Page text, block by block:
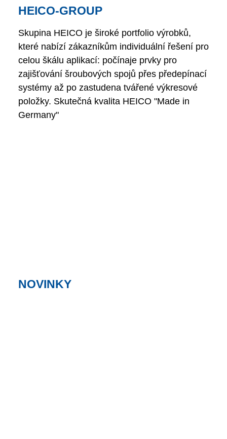
HEICO-GROUP
Skupina HEICO je široké portfolio výrobků,
které nabízí zákazníkům individuální řešení pro
celou škálu aplikací: počínaje prvky pro
zajišťování šroubových spojů přes předepínací
systémy až po zastudena tvářené výkresové
položky. Skutečná kvalita HEICO "Made in
Germany"
NOVINKY